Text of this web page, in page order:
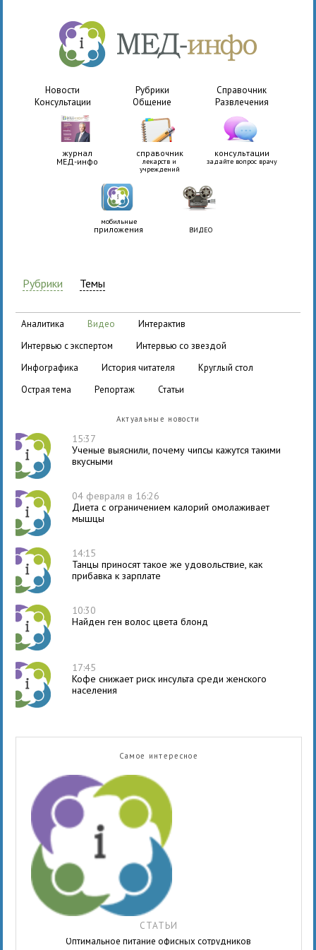
Новости Рубрики
Справочник
Консультации
Общение Развлечения
журнал
МЕД-инфо
справочник
лекарств и
учреждений
консультации
задайте вопрос врачу
мобильные
приложения ВИДЕО
Рубрики Темы
аналитика видео
интерактив
интервью с экспертом
интервью со звездой
инфографика
история читателя
круглый стол
острая тема
репортаж статьи
Актуальные новости
15:37
Ученые выяснили, почему чипсы кажутся такими
вкусными
04 февраля в 16:26
Диета с ограничением калорий омолаживает
мышцы
14:15
Танцы приносят такое же удовольствие, как
прибавка к зарплате
10:30
Найден ген волос цвета блонд
17:45
Кофе снижает риск инсульта среди женского
населения
Самое интересное
СТАТЬИ
Оптимальное питание офисных сотрудников